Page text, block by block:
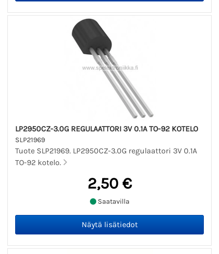
LP2950CZ-3.0G REGULAATTORI 3V 0.1A TO-92 KOTELO
SLP21969
Tuote SLP21969. LP2950CZ-3.0G regulaattori 3V 0.1A
TO-92 kotelo.
2,50 €
Saatavilla